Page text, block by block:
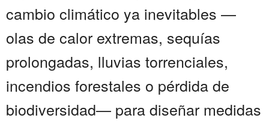
cambio climático ya inevitables —
olas de calor extremas, sequías
prolongadas, lluvias torrenciales,
incendios forestales o pérdida de
biodiversidad— para diseñar medidas